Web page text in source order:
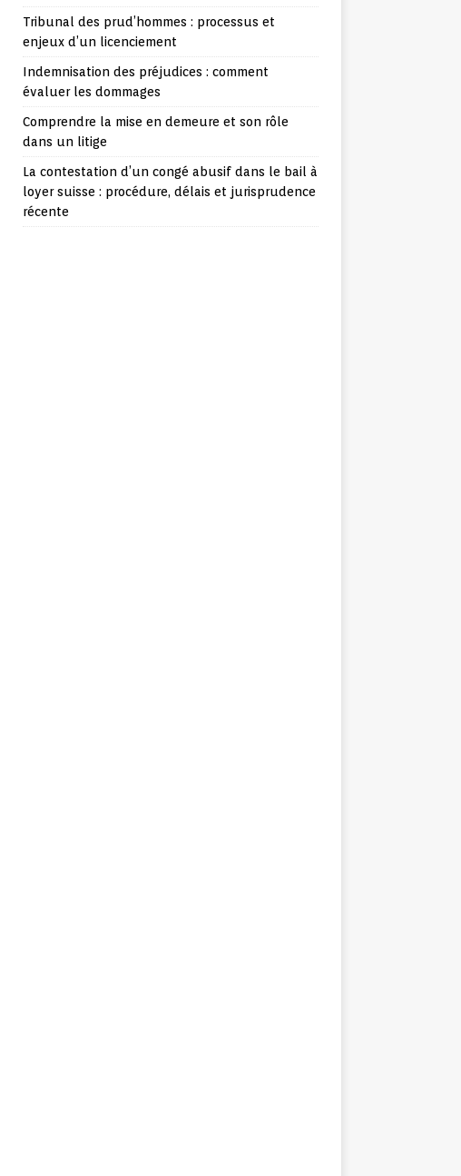
Tribunal des prud’hommes : processus et
enjeux d’un licenciement
Indemnisation des préjudices : comment
évaluer les dommages
Comprendre la mise en demeure et son rôle
dans un litige
La contestation d’un congé abusif dans le bail à
loyer suisse : procédure, délais et jurisprudence
récente